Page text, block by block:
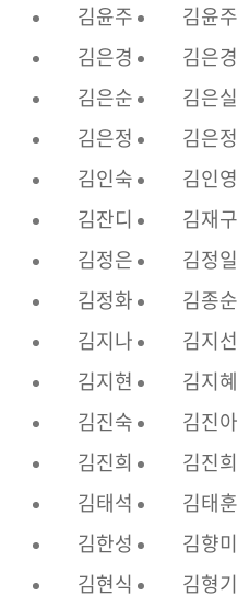
김윤주 김윤주
김은경
김은경
김은순
김은실
김은정
김은정
김인숙
김인영
김잔디
김재구
김정은
김정일
김정화
김종순
김지나
김지선
김지현
김지혜
김진숙
김진아
김진희
김진희
김태석
김태훈
김한성
김향미
김현식
김형기